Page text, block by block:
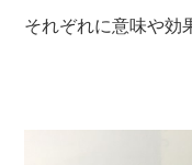
それぞれに意味や効